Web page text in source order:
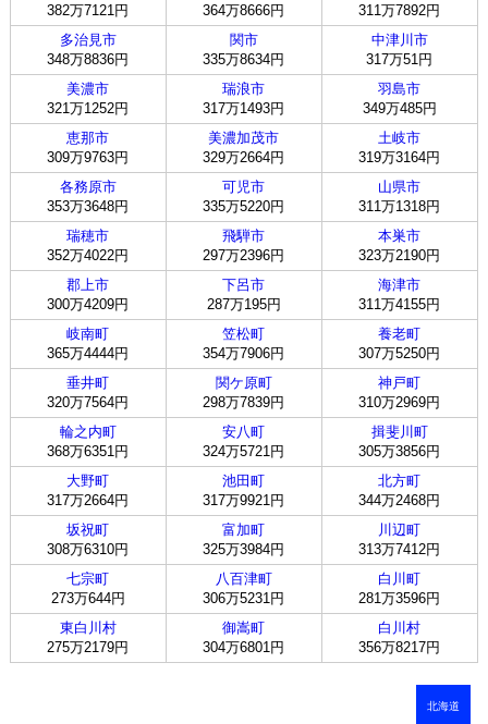
382万7121円
364万8666円
311万7892円
多治見市
348万8836円
関市
335万8634円
中津川市
317万51円
美濃市
321万1252円
瑞浪市
317万1493円
羽島市
349万485円
恵那市
309万9763円
美濃加茂市
329万2664円
土岐市
319万3164円
各務原市
353万3648円
可児市
335万5220円
山県市
311万1318円
瑞穂市
352万4022円
飛騨市
297万2396円
本巣市
323万2190円
郡上市
300万4209円
下呂市
287万195円
海津市
311万4155円
岐南町
365万4444円
笠松町
354万7906円
養老町
307万5250円
垂井町
320万7564円
関ケ原町
298万7839円
神戸町
310万2969円
輪之内町
368万6351円
安八町
324万5721円
揖斐川町
305万3856円
大野町
317万2664円
池田町
317万9921円
北方町
344万2468円
坂祝町
308万6310円
富加町
325万3984円
川辺町
313万7412円
七宗町
273万644円
八百津町
306万5231円
白川町
281万3596円
東白川村
275万2179円
御嵩町
304万6801円
白川村
356万8217円
北海道